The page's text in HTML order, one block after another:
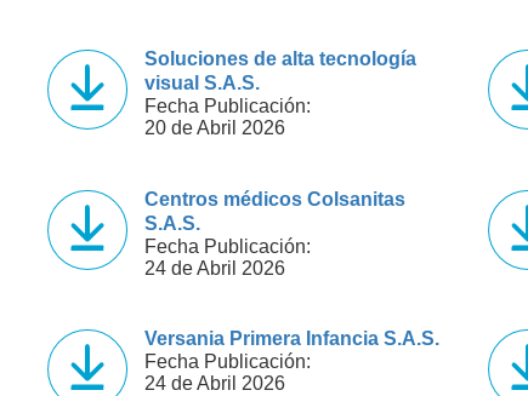
Soluciones de alta tecnología
visual S.A.S.
Fecha Publicación:
20 de Abril 2026
Centros médicos Colsanitas
S.A.S.
Fecha Publicación:
24 de Abril 2026
Versania Primera Infancia S.A.S.
Fecha Publicación:
24 de Abril 2026